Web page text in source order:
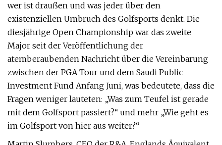
wer ist draußen und was jeder über den
existenziellen Umbruch des Golfsports denkt. Die
diesjährige Open Championship war das zweite
Major seit der Veröffentlichung der
atemberaubenden Nachricht über die Vereinbarung
zwischen der PGA Tour und dem Saudi Public
Investment Fund Anfang Juni, was bedeutete, dass die
Fragen weniger lauteten: „Was zum Teufel ist gerade
mit dem Golfsport passiert?“ und mehr „Wie geht es
im Golfsport von hier aus weiter?“